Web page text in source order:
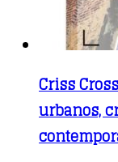
Criss
urbanos,